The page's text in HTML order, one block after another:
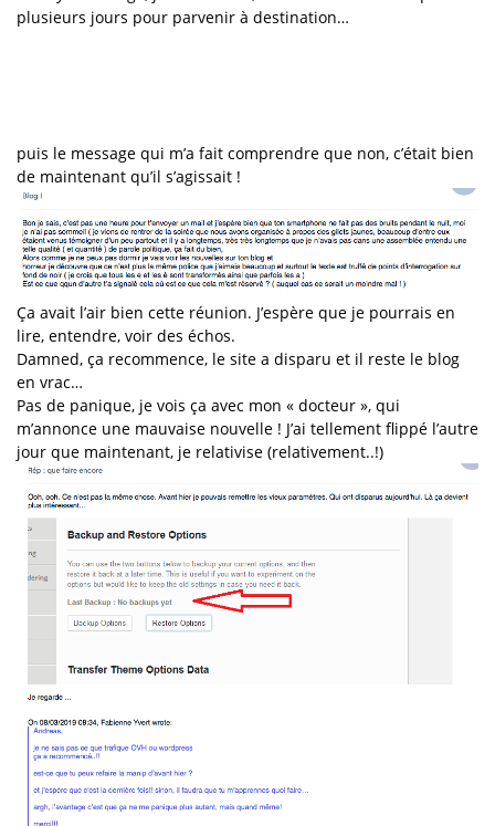
plusieurs jours pour parvenir à destination…
puis le message qui m’a fait comprendre que non, c’était bien
de maintenant qu’il s’agissait !
Ça avait l’air bien cette réunion. J’espère que je pourrais en
lire, entendre, voir des échos.
Damned, ça recommence, le site a disparu et il reste le blog
en vrac…
Pas de panique, je vois ça avec mon « docteur », qui
m’annonce une mauvaise nouvelle ! J’ai tellement flippé l’autre
jour que maintenant, je relativise (relativement..!)